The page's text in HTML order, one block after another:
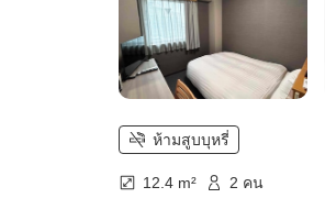
ห้ามสูบบุหรี่
12.4 m² 2 คน